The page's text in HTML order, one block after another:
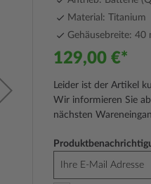
Material: Titanium
Gehäusebreite: 40
129,00 €
Leider ist der Artikel
Wir informieren Sie
nächsten